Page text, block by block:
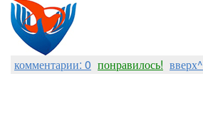
комментарии: 0 понравилось! вверх^